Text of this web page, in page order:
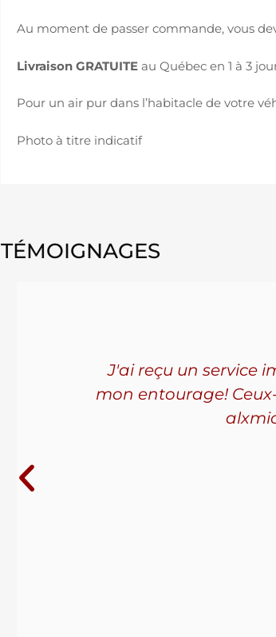
Au moment de passer commande, vous
Livraison GRATUITE au Québec en 1 à 3
Pour un air pur dans l’habitacle de votre
Photo à titre indicatif
TÉMOIGNAGES
J'ai reçu un service
mon entourage!